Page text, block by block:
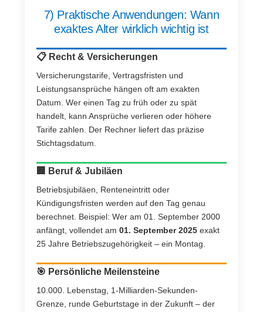
7) Praktische Anwendungen: Wann
exaktes Alter wirklich wichtig ist
📋 Recht & Versicherungen
Versicherungstarife, Vertragsfristen und
Leistungsansprüche hängen oft am exakten
Datum. Wer einen Tag zu früh oder zu spät
handelt, kann Ansprüche verlieren oder höhere
Tarife zahlen. Der Rechner liefert das präzise
Stichtagsdatum.
🏢 Beruf & Jubiläen
Betriebsjubiläen, Renteneintritt oder
Kündigungsfristen werden auf den Tag genau
berechnet. Beispiel: Wer am 01. September 2000
anfängt, vollendet am 01. September 2025exakt
25 Jahre Betriebszugehörigkeit – ein Montag.
🎯 Persönliche Meilensteine
10.000. Lebenstag, 1-Milliarden-Sekunden-
Grenze, runde Geburtstage in der Zukunft – der